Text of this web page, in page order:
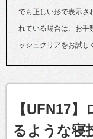
でも正しい形で表示さ
れている場合は、お手
ッシュクリアをお試し
【UFN17
るような寝